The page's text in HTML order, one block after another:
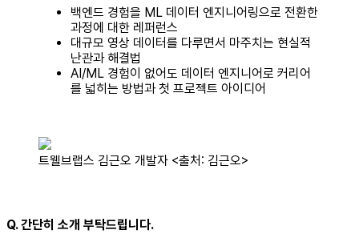
백엔드 경험을 ML 데이터 엔지니어링으로 전환한
과정에 대한 레퍼런스
대규모 영상 데이터를 다루면서 마주치는 현실적
난관과 해결법
AI/ML 경험이 없어도 데이터 엔지니어로 커리어
를 넓히는 방법과 첫 프로젝트 아이디어
트웰브랩스 김근오 개발자 <출처: 김근오>
Q. 간단히 소개 부탁드립니다.